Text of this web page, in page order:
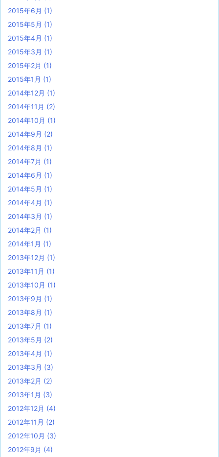
2015年6月 (1)
2015年5月 (1)
2015年4月 (1)
2015年3月 (1)
2015年2月 (1)
2015年1月 (1)
2014年12月 (1)
2014年11月 (2)
2014年10月 (1)
2014年9月 (2)
2014年8月 (1)
2014年7月 (1)
2014年6月 (1)
2014年5月 (1)
2014年4月 (1)
2014年3月 (1)
2014年2月 (1)
2014年1月 (1)
2013年12月 (1)
2013年11月 (1)
2013年10月 (1)
2013年9月 (1)
2013年8月 (1)
2013年7月 (1)
2013年5月 (2)
2013年4月 (1)
2013年3月 (3)
2013年2月 (2)
2013年1月 (3)
2012年12月 (4)
2012年11月 (2)
2012年10月 (3)
2012年9月 (4)